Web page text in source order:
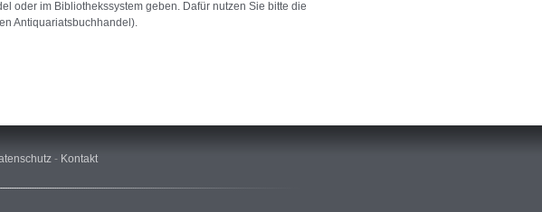
oder im Bibliothekssystem geben. Dafür nutzen Sie bitte die
Antiquariatsbuchhandel).
- Kontakt